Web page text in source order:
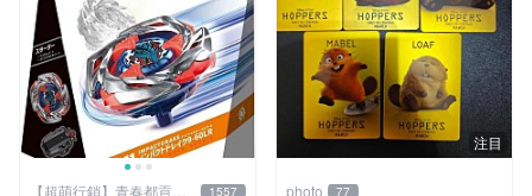
【超萌行銷】青春都貢獻 1557
注目
photo 77